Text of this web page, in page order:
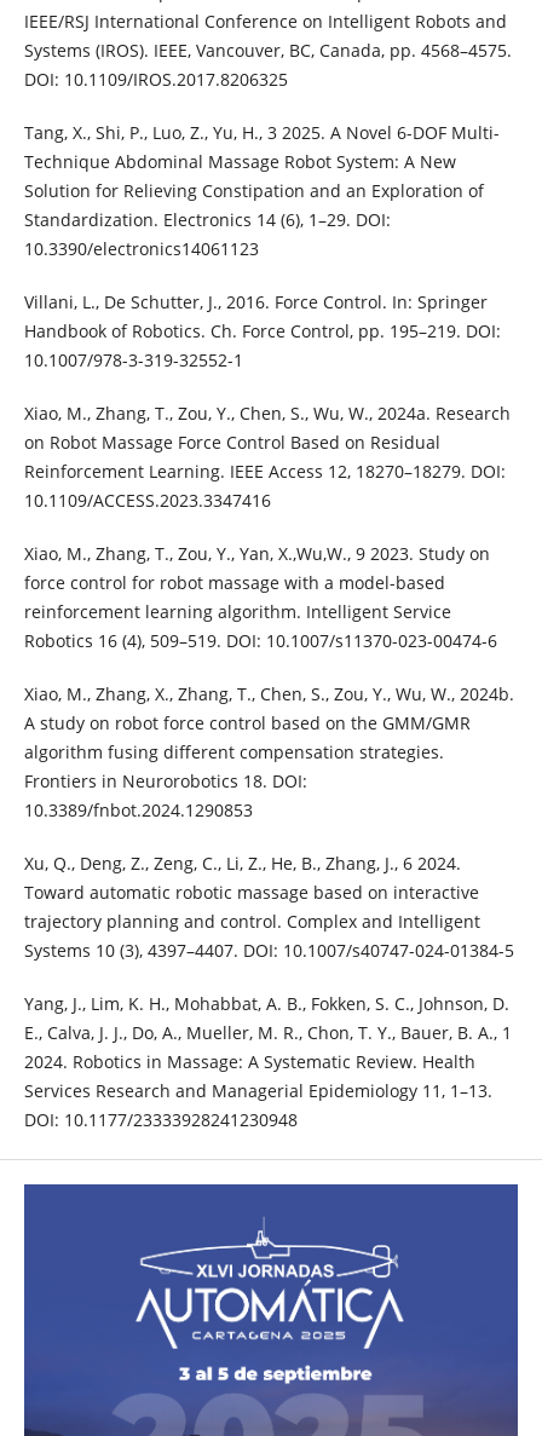
IEEE/RSJ International Conference on Intelligent Robots and
Systems (IROS). IEEE, Vancouver, BC, Canada, pp. 4568–4575.
DOI: 10.1109/IROS.2017.8206325
Tang, X., Shi, P., Luo, Z., Yu, H., 3 2025. A Novel 6-DOF Multi-
Technique Abdominal Massage Robot System: A New
Solution for Relieving Constipation and an Exploration of
Standardization. Electronics 14 (6), 1–29. DOI:
10.3390/electronics14061123
Villani, L., De Schutter, J., 2016. Force Control. In: Springer
Handbook of Robotics. Ch. Force Control, pp. 195–219. DOI:
10.1007/978-3-319-32552-1
Xiao, M., Zhang, T., Zou, Y., Chen, S., Wu, W., 2024a. Research
on Robot Massage Force Control Based on Residual
Reinforcement Learning. IEEE Access 12, 18270–18279. DOI:
10.1109/ACCESS.2023.3347416
Xiao, M., Zhang, T., Zou, Y., Yan, X.,Wu,W., 9 2023. Study on
force control for robot massage with a model-based
reinforcement learning algorithm. Intelligent Service
Robotics 16 (4), 509–519. DOI: 10.1007/s11370-023-00474-6
Xiao, M., Zhang, X., Zhang, T., Chen, S., Zou, Y., Wu, W., 2024b.
A study on robot force control based on the GMM/GMR
algorithm fusing different compensation strategies.
Frontiers in Neurorobotics 18. DOI:
10.3389/fnbot.2024.1290853
Xu, Q., Deng, Z., Zeng, C., Li, Z., He, B., Zhang, J., 6 2024.
Toward automatic robotic massage based on interactive
trajectory planning and control. Complex and Intelligent
Systems 10 (3), 4397–4407. DOI: 10.1007/s40747-024-01384-5
Yang, J., Lim, K. H., Mohabbat, A. B., Fokken, S. C., Johnson, D.
E., Calva, J. J., Do, A., Mueller, M. R., Chon, T. Y., Bauer, B. A., 1
2024. Robotics in Massage: A Systematic Review. Health
Services Research and Managerial Epidemiology 11, 1–13.
DOI: 10.1177/23333928241230948